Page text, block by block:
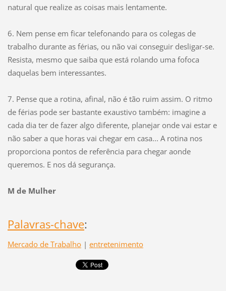
natural que realize as coisas mais lentamente.
6. Nem pense em ficar telefonando para os colegas de
trabalho durante as férias, ou não vai conseguir desligar-se.
Resista, mesmo que saiba que está rolando uma fofoca
daquelas bem interessantes.
7. Pense que a rotina, afinal, não é tão ruim assim. O ritmo
de férias pode ser bastante exaustivo também: imagine a
cada dia ter de fazer algo diferente, planejar onde vai estar e
não saber a que horas vai chegar em casa... A rotina nos
proporciona pontos de referência para chegar aonde
queremos. E nos dá segurança.
M de Mulher
Palavras-chave:
Mercado de Trabalho | entretenimento